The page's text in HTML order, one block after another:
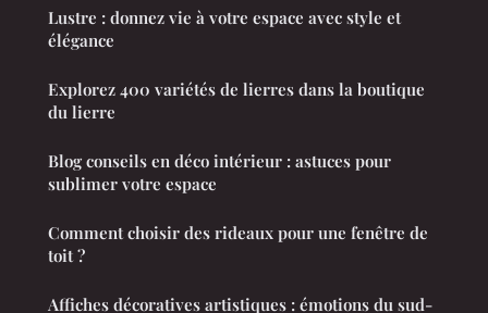
Lustre : donnez vie à votre espace avec style et
élégance
Explorez 400 variétés de lierres dans la boutique
du lierre
Blog conseils en déco intérieur : astuces pour
sublimer votre espace
Comment choisir des rideaux pour une fenêtre de
toit ?
Affiches décoratives artistiques : émotions du sud-